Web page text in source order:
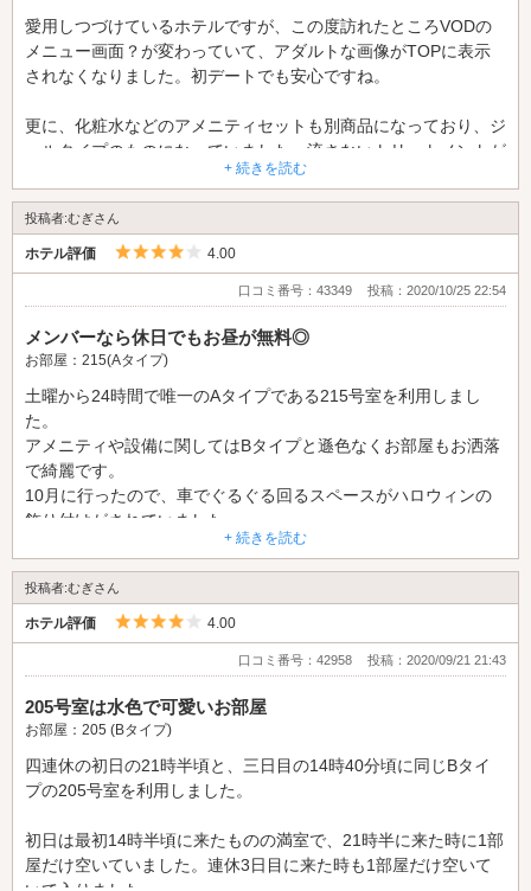
愛用しつづけているホテルですが、この度訪れたところVODの
メニュー画面？が変わっていて、アダルトな画像がTOPに表示
されなくなりました。初デートでも安心ですね。
更に、化粧水などのアメニティセットも別商品になっており、ジ
ェルタイプのものになっていました。流さないトリートメントが
付くようになったのは有り難いです。
ただ、ほのかな柑橘系の香りがするので、苦手な方は注意です。
その他の素晴らしい点は変更なく、引き続き何度でも通いたいホ
テルです。
+ 続きを読む
投稿者:むぎさん
ホテル評価 5つ星のうち4
4.00
口コミ番号：43349 投稿：2020/10/25 22:54
メンバーなら休日でもお昼が無料◎
お部屋：215(Aタイプ)
土曜から24時間で唯一のAタイプである215号室を利用しまし
た。
アメニティや設備に関してはBタイプと遜色なくお部屋もお洒落
で綺麗です。
10月に行ったので、車でぐるぐる回るスペースがハロウィンの
飾り付けがされていました。
テレビが壁に向いている事と、スペースの都合で電子レンジがテ
ーブルを動かさないと使えない事、またお部屋の配置の都合から
爆音で走るバイクや車、ヘリなどの音が聞こえてくるのが他の部
屋でなくこの部屋がAタイプである理由なのかなあと考えまし
ベッドの前には鏡もあったりして、他の部屋とは違う楽しみ方も
可能かなと思いました。(高さがあるので一工夫いる気がします
食事の無料サービスは通常休日では堪能できない事が多いです
で頂けるので今回有難く頼んでみました。
本日のパスタが明太子、本日のプレートランチはハヤシライスで
+ 続きを読む
投稿者:むぎさん
ホテル評価 5つ星のうち4
4.00
口コミ番号：42958 投稿：2020/09/21 21:43
205号室は水色で可愛いお部屋
お部屋：205 (Bタイプ)
四連休の初日の21時半頃と、三日目の14時40分頃に同じBタイ
プの205号室を利用しました。
初日は最初14時半頃に来たものの満室で、21時半に来た時に1部
屋だけ空いていました。連休3日目に来た時も1部屋だけ空いて